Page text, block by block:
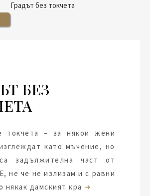
БЕЗ
токчета – за някои жени
като мъчение, но
задължителна част от
не че не излизам и с равни
някак дамският кра